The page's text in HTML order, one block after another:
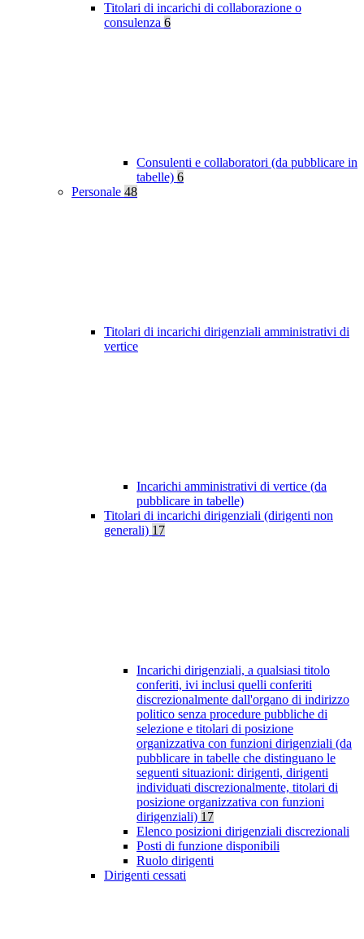
Titolari di incarichi di collaborazione o
consulenza 6
Consulenti e collaboratori (da pubblicare in
tabelle) 6
Personale 48
Titolari di incarichi dirigenziali amministrativi di
vertice
Incarichi amministrativi di vertice (da
pubblicare in tabelle)
Titolari di incarichi dirigenziali (dirigenti non
generali) 17
Incarichi dirigenziali, a qualsiasi titolo
conferiti, ivi inclusi quelli conferiti
discrezionalmente dall'organo di indirizzo
politico senza procedure pubbliche di
selezione e titolari di posizione
organizzativa con funzioni dirigenziali (da
pubblicare in tabelle che distinguano le
seguenti situazioni: dirigenti, dirigenti
individuati discrezionalmente, titolari di
posizione organizzativa con funzioni
dirigenziali) 17
Elenco posizioni dirigenziali discrezionali
Posti di funzione disponibili
Ruolo dirigenti
Dirigenti cessati